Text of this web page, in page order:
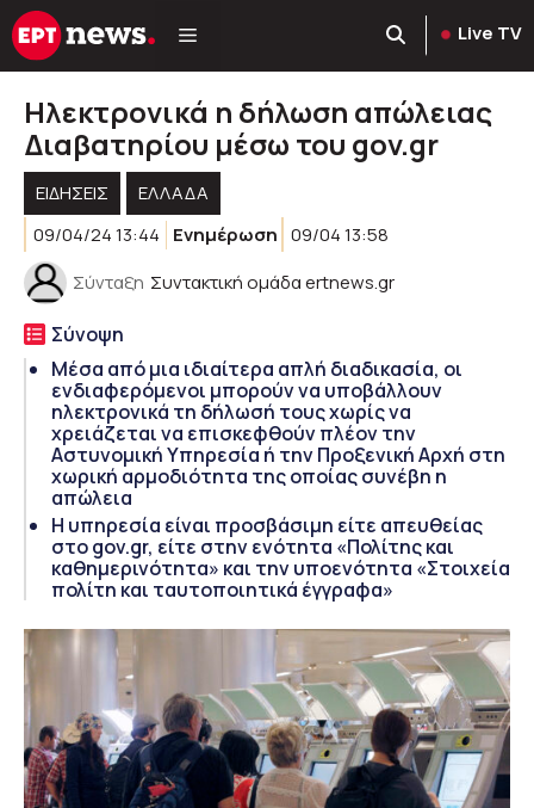
Μετάβαση
σε
Live TV
Ηλεκτρονικά η δήλωση απώλειας
Διαβατηρίου μέσω του gov.gr
ΕΙΔΗΣΕΙΣ
ΕΛΛΑΔΑ
09/04/24 13:44
Ενημέρωση 09/04 13:58
Σύνταξη Συντακτική ομάδα ertnews.gr
Σύνοψη
Μέσα από μια ιδιαίτερα απλή διαδικασία, οι
ενδιαφερόμενοι μπορούν να υποβάλλουν
ηλεκτρονικά τη δήλωσή τους χωρίς να
χρειάζεται να επισκεφθούν πλέον την
Αστυνομική Υπηρεσία ή την Προξενική Αρχή στη
χωρική αρμοδιότητα της οποίας συνέβη η
απώλεια
Η υπηρεσία είναι προσβάσιμη είτε απευθείας
στο gov.gr, είτε στην ενότητα «Πολίτης και
καθημερινότητα» και την υποενότητα «Στοιχεία
πολίτη και ταυτοποιητικά έγγραφα»